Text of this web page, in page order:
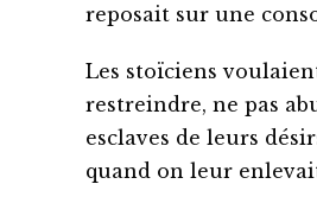
reposait sur une
Les stoïciens
restreindre, ne pas
esclaves de leurs
quand on leur